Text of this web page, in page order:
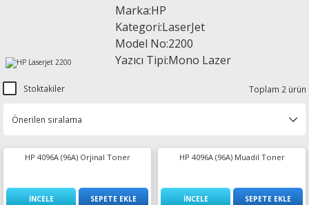
Marka:HP
Kategori:LaserJet
Model No:2200
Yazıcı Tipi:Mono Lazer
Stoktakiler Toplam 2 ürün
HP 4096A (96A) Orjinal Toner
İNCELE SEPETE EKLE
HP 4096A (96A) Muadil Toner
İNCELE SEPETE EKLE